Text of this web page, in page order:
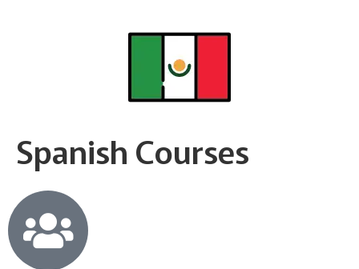
Spanish Courses